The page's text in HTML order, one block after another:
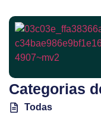
Categorias
Todas